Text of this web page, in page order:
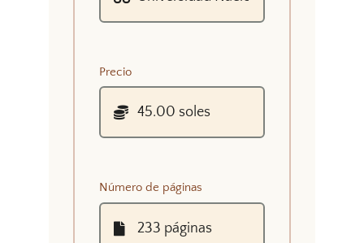
Precio
Número de páginas